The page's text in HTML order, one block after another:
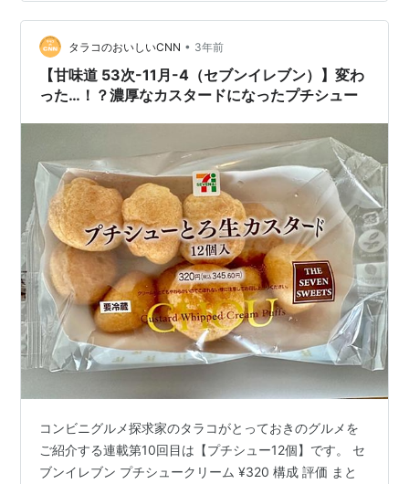
タラコのおいしいCNN • 3年前
【甘味道 53次-11月-4（セブンイレブン）】変わ
った…！？濃厚なカスタードになったプチシュー
コンビニグルメ探求家のタラコがとっておきのグルメを
ご紹介する連載第10回目は【プチシュー12個】です。 セ
ブンイレブン プチシュークリーム ¥320 構成 評価 まと